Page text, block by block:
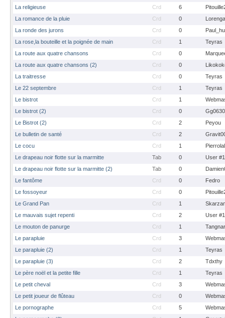
La religieuse Crd 6
La romance de la pluie
Crd 0
La ronde des jurons
Crd 0
La rose,la bouteille et la poignée de main
Crd 1
Teyras
La route aux quatre chansons
Crd 0
La route aux quatre chansons (2)
Crd 0
La traitresse
Crd 0
Teyras
Le 22 septembre
Crd 1
Teyras
Le bistrot
Crd 1
Le bistrot (2)
Crd 0
Le Bistrot (2)
Crd 2
Peyou
Le bulletin de santé
Crd 2
Le cocu
Crd 1
Le drapeau noir flotte sur la marmitte
Tab 0
User
Le drapeau noir flotte sur la marmitte (2)
Tab 0
Le fantôme
Crd 0
Fedro
Le fossoyeur
Crd 0
Le Grand Pan
Crd 1
Le mauvais sujet repenti
Crd 2
User
Le mouton de panurge
Crd 1
Le parapluie
Crd 3
Le parapluie (2)
Crd 1
Teyras
Le parapluie (3)
Crd 2
Tdxthy
Le père noël et la petite fille
Crd 1
Teyras
Le petit cheval
Crd 3
Le petit joueur de flûteau
Crd 0
Le pornographe
Crd 5